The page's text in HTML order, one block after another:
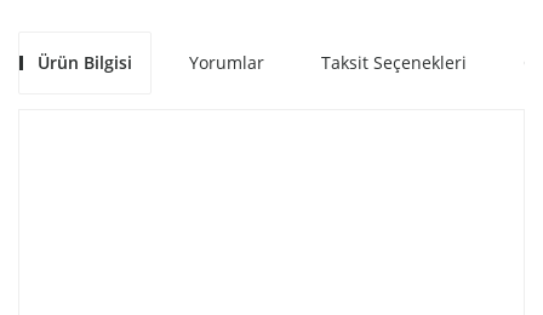
Ürün Bilgisi Yorumlar Taksit Seçenekleri